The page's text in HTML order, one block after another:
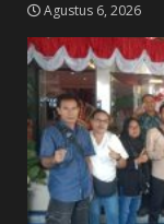
Agustus 6, 2026